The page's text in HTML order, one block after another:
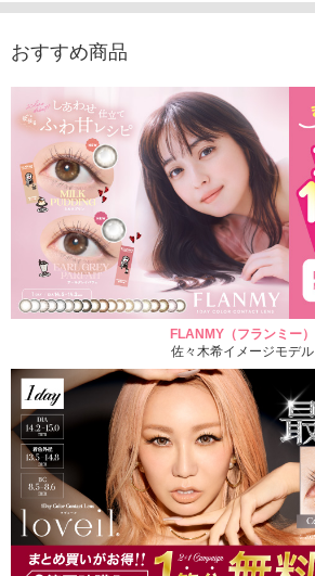
おすすめ商品
FLANMY（フランミー）
佐々木希イメージモデル